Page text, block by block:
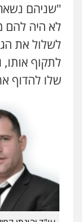
"שניהם
לא היה להם
לשלול את
לתקוף אותו,
שלו להדוף